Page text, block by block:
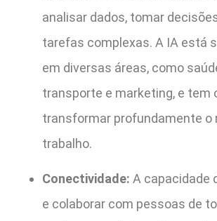
analisar dados, tomar
tarefas complexas. A IA está
em diversas áreas, como
transporte e marketing, e tem
transformar profundamente o
trabalho.
Conectividade: A capacidade
e colaborar com pessoas de